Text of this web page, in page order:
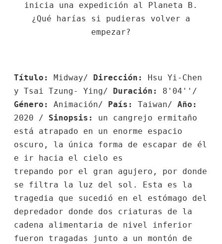
inicia una expedición al Planeta B.
¿Qué harías si pudieras volver a
empezar?
Título: Midway/ Dirección:
Hsu Yi-Chen
y Tsai Tzung- Ying/
Duración:
8'04''/
Género:
Animación/ País: Taiwan/Año:
2020 / Sinopsis: un cangrejo ermitaño
está atrapado en un enorme espacio
oscuro, la única forma de escapar de él
e ir hacia el cielo es
trepando por el gran agujero, por donde
se filtra la luz del sol. Esta es la
tragedia que sucedió en el estómago del
depredador donde dos criaturas de la
cadena alimentaria de nivel inferior
fueron tragadas junto a un montón de